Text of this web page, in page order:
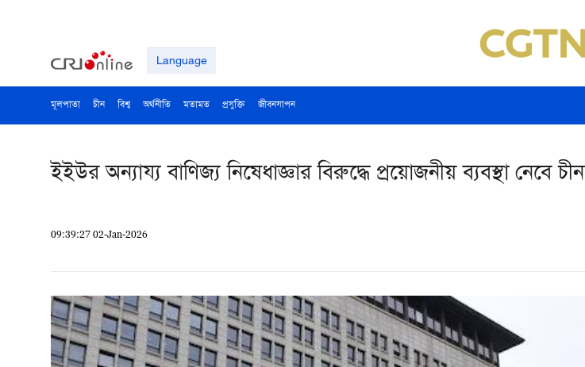
Language
মূলপাতা চীন বিশ্ব অর্থনীতি মতামত প্রযুক্তি জীবনযাপন
ইইউর অন্যায্য বাণিজ্য নিষেধাজ্ঞার বিরুদ্ধে প্রয়োজনীয় ব্যবস্থা নেবে চীন
09:39:27 02-Jan-2026